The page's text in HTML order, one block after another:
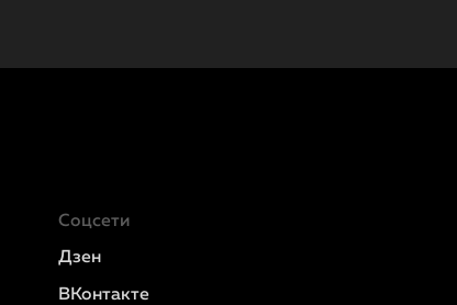
Соцсети
Дзен
ВКонтакте